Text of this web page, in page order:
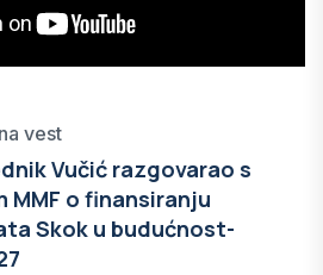
vest
Vučić razgovarao s
MMF o finansiranju
Skok u budućnost-